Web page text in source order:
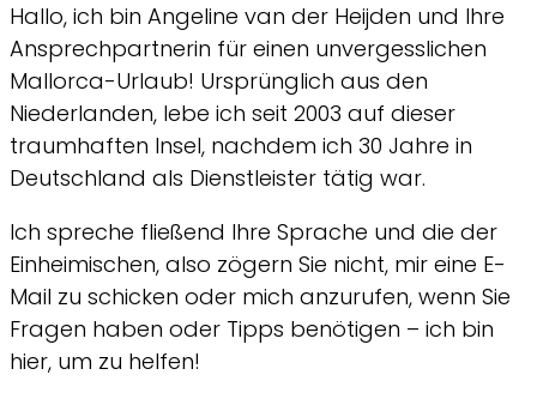
Hallo, ich bin Angeline van der Heijden und Ihre
Ansprechpartnerin für einen unvergesslichen
Mallorca-Urlaub! Ursprünglich aus den
Niederlanden, lebe ich seit 2003 auf dieser
traumhaften Insel, nachdem ich 30 Jahre in
Deutschland als Dienstleister tätig war.
Ich spreche fließend Ihre Sprache und die der
Einheimischen, also zögern Sie nicht, mir eine E-
Mail zu schicken oder mich anzurufen, wenn Sie
Fragen haben oder Tipps benötigen – ich bin
hier, um zu helfen!